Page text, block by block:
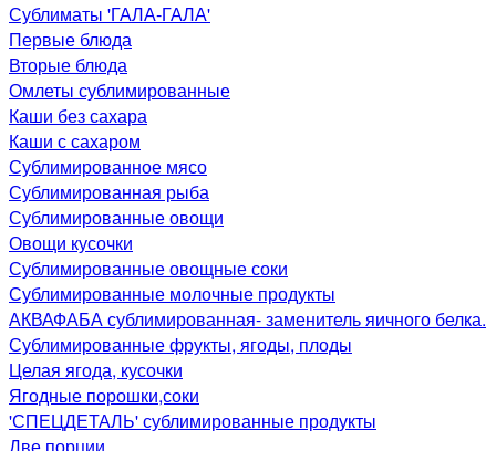
Сублиматы 'ГАЛА-ГАЛА'
Первые блюда
Вторые блюда
Омлеты сублимированные
Каши без сахара
Каши с сахаром
Сублимированное мясо
Сублимированная рыба
Сублимированные овощи
Овощи кусочки
Сублимированные овощные соки
Сублимированные молочные продукты
АКВАФАБА сублимированная- заменитель яичного белка.
Сублимированные фрукты, ягоды, плоды
Целая ягода, кусочки
Ягодные порошки,соки
'СПЕЦДЕТАЛЬ' сублимированные продукты